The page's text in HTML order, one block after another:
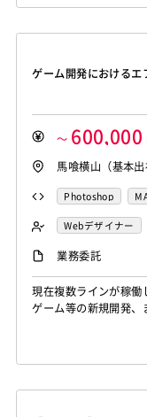
ゲーム開発におけるエ
～ 600,000
馬喰横山（基本
談可能
Photoshop
Webデザイナー
プランナー・プ
業務委託
現在複数ラインが稼働
ゲーム等の新規開発、
やご経験、志向性に
ト...